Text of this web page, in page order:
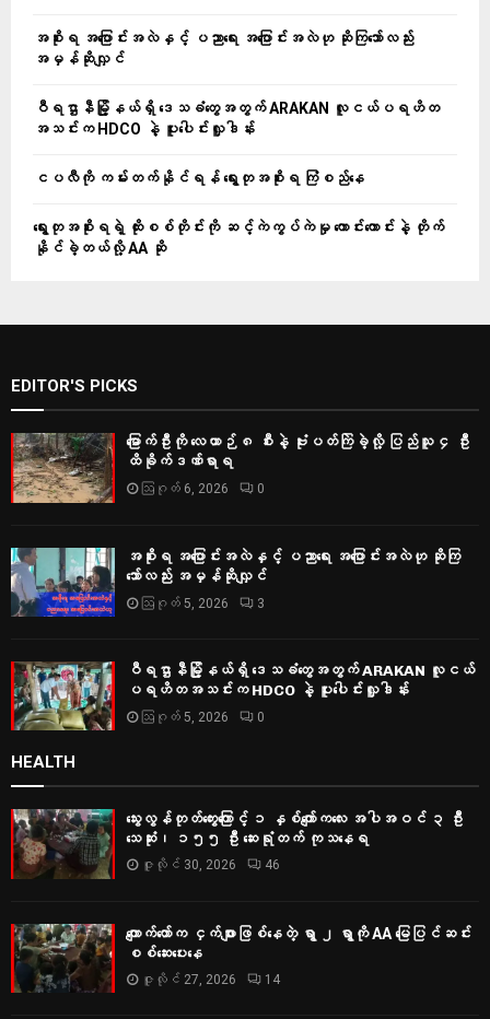
အစိုးရ အပြောင်းအလဲနှင့် ပညာရေး အပြောင်းအလဲဟု ဆိုကြသော်လည်း
အမှန်ဆိုလျှင်
ဝီရဌာနီမြို့နယ်ရှိ‌ ဒေသခံတွေအတွက် ARAKAN လူငယ်ပရဟိတ
အသင်းက HDCO နဲ့ ပူးပေါင်းလှူဒါန်း
ငပလီကို ကမ်းတက်နိုင်ရန် ရွေးတုအစိုးရ ကြံစည်နေ
ရွေးတုအစိုးရရဲ့ ထိုးစစ်တိုင်းကို ဆင့်ကဲကွပ်ကဲမှု ကောင်းကောင်းနဲ့ တိုက်
နိုင်ခဲ့တယ်လို့ AA ဆို
EDITOR'S PICKS
မြောက်ဦးကို လေယာဉ် ၈ စီးနဲ့ ဗုံးပတ်ကြဲခဲ့လို့ ပြည်သူ ၄ ဦး
ထိခိုက်ဒဏ်ရာရ
ဩဂုတ် 6, 2026 0
အစိုးရ အပြောင်းအလဲနှင့် ပညာရေး အပြောင်းအလဲဟု ဆိုကြ
သော်လည်း အမှန်ဆိုလျှင်
ဩဂုတ် 5, 2026 3
ဝီရဌာနီမြို့နယ်ရှိ‌ ဒေသခံတွေအတွက် ARAKAN လူငယ်
ပရဟိတအသင်းက HDCO နဲ့ ပူးပေါင်းလှူဒါန်း
ဩဂုတ် 5, 2026 0
HEALTH
သွေးလွန်တုတ်ကွေးကြောင့် ၁ နှစ်ကျော်ကလေး အပါအဝင် ၃ ဦး
သေဆုံး၊ ၁၅၅ ဦး ဆေးရုံတက် ကုသနေရ
ဇူလိုင် 30, 2026 46
ကျောက်တော်က ငှက်ဖျားဖြစ်နေတဲ့ ရွာ ၂ ရွာကို AA မြေပြင်ဆင်း
စစ်‌ဆေးပေးနေ
ဇူလိုင် 27, 2026 14